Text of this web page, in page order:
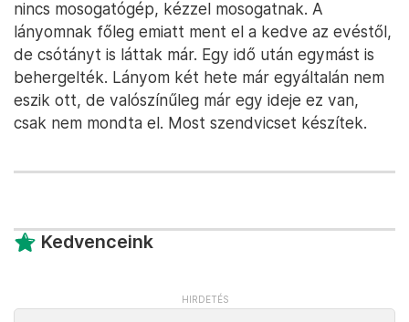
nincs mosogatógép, kézzel mosogatnak. A
lányomnak főleg emiatt ment el a kedve az evéstől,
de csótányt is láttak már. Egy idő után egymást is
behergelték. Lányom két hete már egyáltalán nem
eszik ott, de valószínűleg már egy ideje ez van,
csak nem mondta el. Most szendvicset készítek.
Kedvenceink